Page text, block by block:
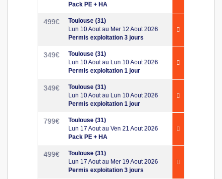
Pack PE + HA
499€
Toulouse (31)
Lun 10 Aout au Mer 12 Aout 2026
Permis exploitation 3 jours
349€
Toulouse (31)
Lun 10 Aout au Lun 10 Aout 2026
Permis exploitation 1 jour
349€
Toulouse (31)
Lun 10 Aout au Lun 10 Aout 2026
Permis exploitation 1 jour
799€
Toulouse (31)
Lun 17 Aout au Ven 21 Aout 2026
Pack PE + HA
499€
Toulouse (31)
Lun 17 Aout au Mer 19 Aout 2026
Permis exploitation 3 jours